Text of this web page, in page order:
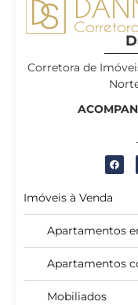
Corretora de
Imóveis à Venda
Apartamentos
Apartamentos
Mobiliados